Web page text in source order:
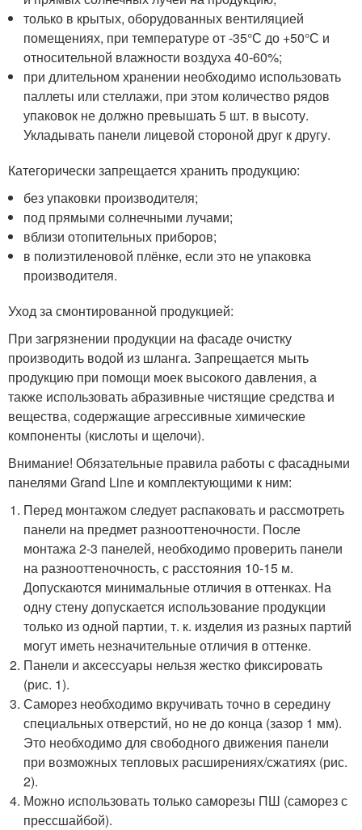
только в крытых, оборудованных вентиляцией
помещениях, при температуре от -35°С до +50°С и
относительной влажности воздуха 40-60%;
при длительном хранении необходимо использовать
паллеты или стеллажи, при этом количество рядов
упаковок не должно превышать 5 шт. в высоту.
Укладывать панели лицевой стороной друг к другу.
Категорически запрещается хранить продукцию:
без упаковки производителя;
под прямыми солнечными лучами;
вблизи отопительных приборов;
в полиэтиленовой плёнке, если это не упаковка
производителя.
Уход за смонтированной продукцией:
При загрязнении продукции на фасаде очистку
производить водой из шланга. Запрещается мыть
продукцию при помощи моек высокого давления, а
также использовать абразивные чистящие средства и
вещества, содержащие агрессивные химические
компоненты (кислоты и щелочи).
Внимание! Обязательные правила работы с фасадными
панелями Grand Line и комплектующими к ним:
Перед монтажом следует распаковать и рассмотреть
панели на предмет разнооттеночности. После
монтажа 2-3 панелей, необходимо проверить панели
на разнооттеночность, с расстояния 10-15 м.
Допускаются минимальные отличия в оттенках. На
одну стену допускается использование продукции
только из одной партии, т. к. изделия из разных партий
могут иметь незначительные отличия в оттенке.
Панели и аксессуары нельзя жестко фиксировать
(рис. 1).
Саморез необходимо вкручивать точно в середину
специальных отверстий, но не до конца (зазор 1 мм).
Это необходимо для свободного движения панели
при возможных тепловых расширениях/сжатиях (рис.
2).
Можно использовать только саморезы ПШ (саморез с
прессшайбой).